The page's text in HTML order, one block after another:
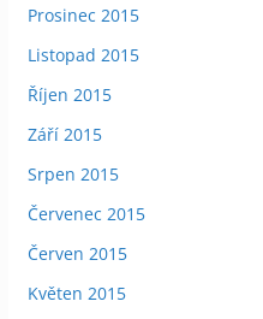
Prosinec 2015
Listopad 2015
Říjen 2015
Září 2015
Srpen 2015
Červenec 2015
Červen 2015
Květen 2015